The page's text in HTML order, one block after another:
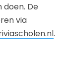
De
via
.